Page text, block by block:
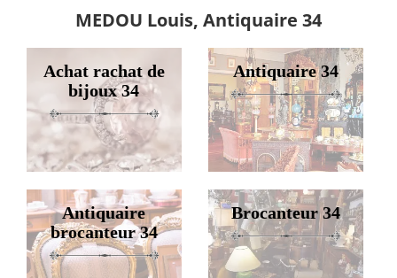
MEDOU Louis, Antiquaire 34
Achat rachat de
bijoux 34
Antiquaire 34
Antiquaire
brocanteur 34
Brocanteur 34